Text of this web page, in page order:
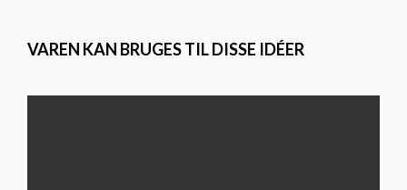
VAREN KAN BRUGES TIL DISSE IDÉER